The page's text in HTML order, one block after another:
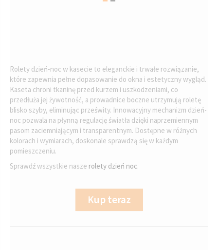
Rolety dzień-noc w kasecie to eleganckie i trwałe rozwiązanie,
które zapewnia pełne dopasowanie do okna i estetyczny wygląd.
Kaseta chroni tkaninę przed kurzem i uszkodzeniami, co
przedłuża jej żywotność, a prowadnice boczne utrzymują roletę
blisko szyby, eliminując prześwity. Innowacyjny mechanizm dzień-
noc pozwala na płynną regulację światła dzięki naprzemiennym
pasom zaciemniającym i transparentnym. Dostępne w różnych
kolorach i wymiarach, doskonale sprawdzą się w każdym
pomieszczeniu.
Sprawdź wszystkie nasze rolety dzień noc.
Kup teraz